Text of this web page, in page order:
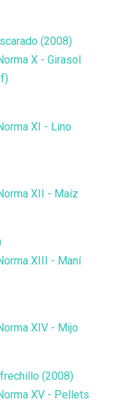
(2008)
X - Girasol
XI - Lino
XII - Maíz
XIII - Maní
XIV - Mijo
(2008)
XV - Pellets